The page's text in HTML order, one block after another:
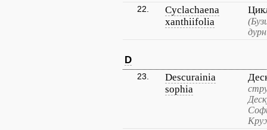
22.
Cyclachaena
xanthiifolia
D
23.
Descurainia
sophia